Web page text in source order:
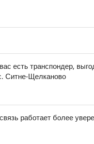
есть транспондер,
Ситне-Щелканово
работает более